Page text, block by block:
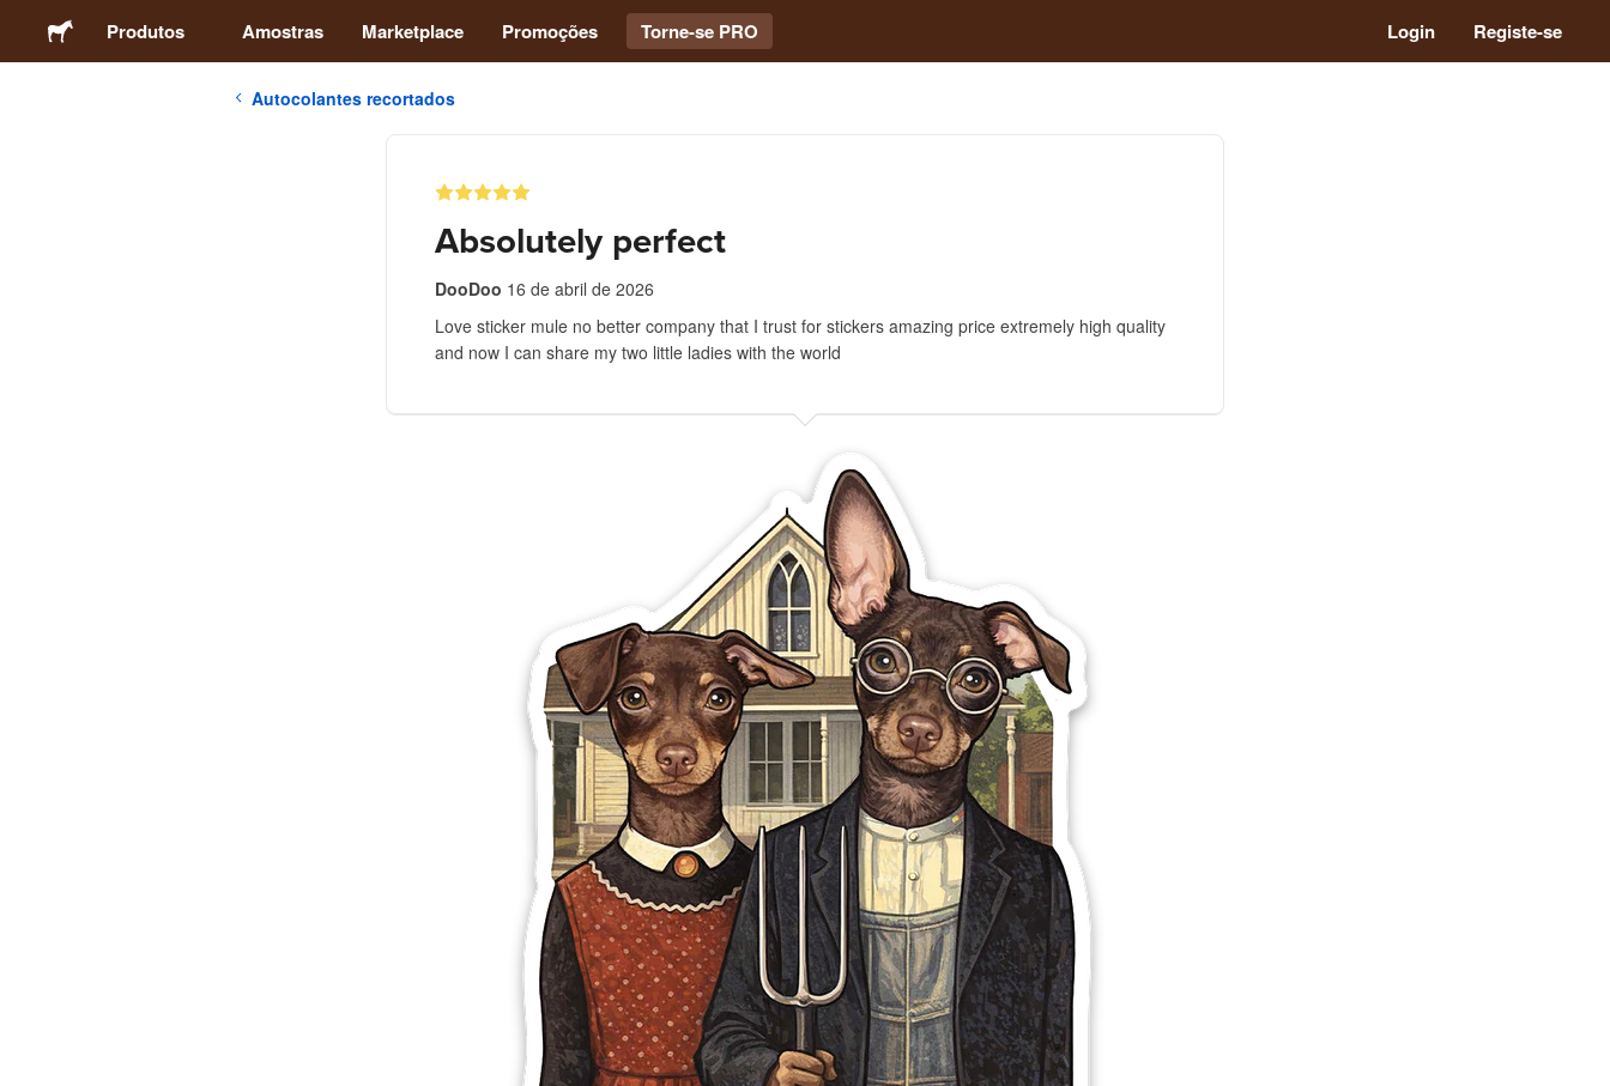
Produtos Amostras Marketplace Promoções Torne-se PRO Login Registe-se
Autocolantes recortados
Absolutely perfect
DooDoo 16 de abril de 2026
Love sticker mule no better company that I trust for stickers amazing price extremely high quality
and now I can share my two little ladies with the world